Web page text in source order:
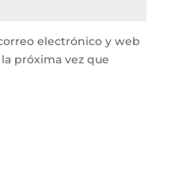
electrónico y web
próxima vez que